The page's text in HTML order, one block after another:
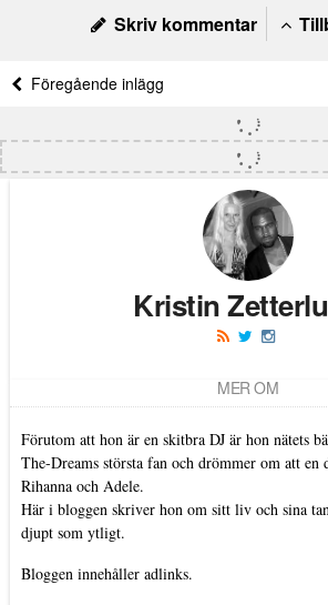
Skriv kommentar
Föregående inlägg
Kristin
MER OM
Förutom att hon är en skitbra DJ är hon nätets
The-Dreams största fan och drömmer om att en
Rihanna och Adele.
Här i bloggen skriver hon om sitt liv och sina
djupt som ytligt.
Bloggen innehåller adlinks.